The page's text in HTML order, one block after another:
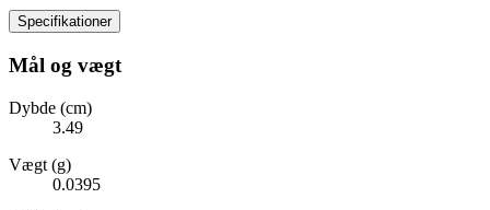
Specifikationer
Mål og vægt
Dybde (cm)
3.49
Vægt (g)
0.0395